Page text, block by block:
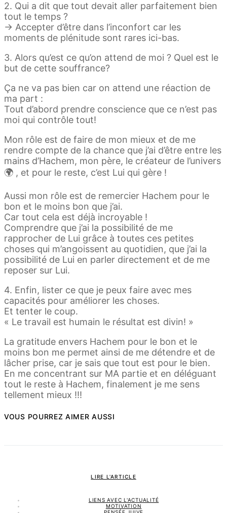
2. Qui a dit que tout devait aller parfaitement bien
tout le temps ?
-> Accepter d’être dans l’inconfort car les
moments de plénitude sont rares ici-bas.
3. Alors qu’est ce qu’on attend de moi ? Quel est le
but de cette souffrance?
Ça ne va pas bien car on attend une réaction de
ma part :
Tout d’abord prendre conscience que ce n’est pas
moi qui contrôle tout!
Mon rôle est de faire de mon mieux et de me
rendre compte de la chance que j’ai d’être entre les
mains d’Hachem, mon père, le créateur de l’univers
🌍 , et pour le reste, c’est Lui qui gère !
Aussi mon rôle est de remercier Hachem pour le
bon et le moins bon que j’ai.
Car tout cela est déjà incroyable !
Comprendre que j’ai la possibilité de me
rapprocher de Lui grâce à toutes ces petites
choses qui m’angoissent au quotidien, que j’ai la
possibilité de Lui en parler directement et de me
reposer sur Lui.
4. Enfin, lister ce que je peux faire avec mes
capacités pour améliorer les choses.
Et tenter le coup.
« Le travail est humain le résultat est divin! »
La gratitude envers Hachem pour le bon et le
moins bon me permet ainsi de me détendre et de
lâcher prise, car je sais que tout est pour le bien.
En me concentrant sur MA partie et en déléguant
tout le reste à Hachem, finalement je me sens
tellement mieux !!!
VOUS POURREZ AIMER AUSSI
LIRE L'ARTICLE
LIENS AVEC L'ACTUALITÉ
MOTIVATION